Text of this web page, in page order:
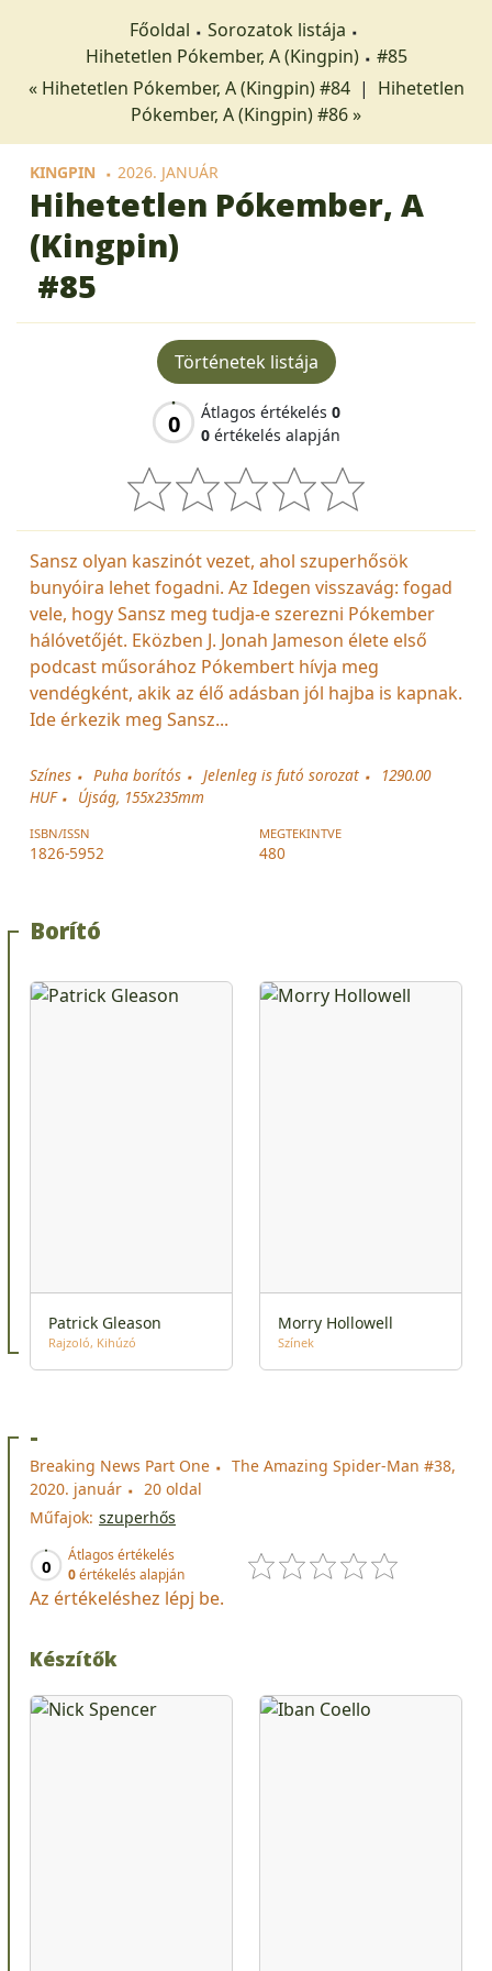
Főoldal
Sorozatok listája
Hihetetlen Pókember, A (Kingpin)
#85
« Hihetetlen Pókember, A (Kingpin) #84 | Hihetetlen
Pókember, A (Kingpin) #86 »
KINGPIN 2026. JANUÁR
Hihetetlen Pókember, A
(Kingpin)
#85
Történetek listája
0 Átlagos értékelés 0
0 értékelés alapján
Sansz olyan kaszinót vezet, ahol szuperhősök
bunyóira lehet fogadni. Az Idegen visszavág: fogad
vele, hogy Sansz meg tudja-e szerezni Pókember
hálóvetőjét. Eközben J. Jonah Jameson élete első
podcast műsorához Pókembert hívja meg
vendégként, akik az élő adásban jól hajba is kapnak.
Ide érkezik meg Sansz...
Színes Puha borítós Jelenleg is futó sorozat
1290.00
HUF
Újság, 155x235mm
ISBN/ISSN
1826-5952
MEGTEKINTVE
480
Borító
Patrick Gleason
Rajzoló Kihúzó
Morry Hollowell
Színek
-
Breaking News Part One
The Amazing Spider-Man #38,
2020. január
20 oldal
Műfajok: szuperhős
0
Átlagos értékelés
0értékelés alapján
Az értékeléshez lépj be.
Készítők